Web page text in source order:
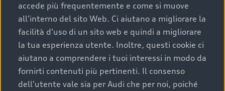
cronologia dei tagliandi: una documentazione
completa della vettura certifica una manutenzione
costante e accurata;
condizioni della carrozzeria e degli interni: una
buona conservazione evidenzia cura e attenzione del
precedente proprietario;
accede più frequentemente e come si muove
all'interno del sito Web. Ci aiutano a migliorare la
facilità d'uso di un sito web e quindi a migliorare
la tua esperienza utente. Inoltre, questi cookie ci
aiutano a comprendere i tuoi interessi in modo da
fornirti contenuti più pertinenti. Il consenso
dell'utente vale sia per Audi che per noi, poiché